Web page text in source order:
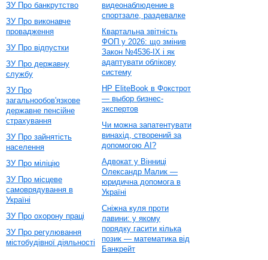
ЗУ Про банкрутство
ЗУ Про виконавче
провадження
ЗУ Про відпустки
ЗУ Про державну
службу
ЗУ Про
загальнообов'язкове
державне пенсійне
страхування
ЗУ Про зайнятість
населення
ЗУ Про міліцію
ЗУ Про місцеве
самоврядування в
Україні
ЗУ Про охорону праці
ЗУ Про регулювання
містобудівної діяльності
видеонаблюдение в
спортзале, раздевалке
Квартальна звітність
ФОП у 2026: що змінив
Закон №4536-IX і як
адаптувати облікову
систему
HP EliteBook в Фокстрот
— выбор бизнес-
экспертов
Чи можна запатентувати
винахід, створений за
допомогою AI?
Адвокат у Вінниці
Олександр Малик —
юридична допомога в
Україні
Сніжна куля проти
лавини: у якому
порядку гасити кілька
позик — математика від
Банкрейт